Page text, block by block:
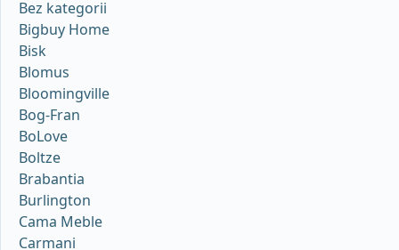
Bez kategorii
Bigbuy Home
Bisk
Blomus
Bloomingville
Bog-Fran
BoLove
Boltze
Brabantia
Burlington
Cama Meble
Carmani